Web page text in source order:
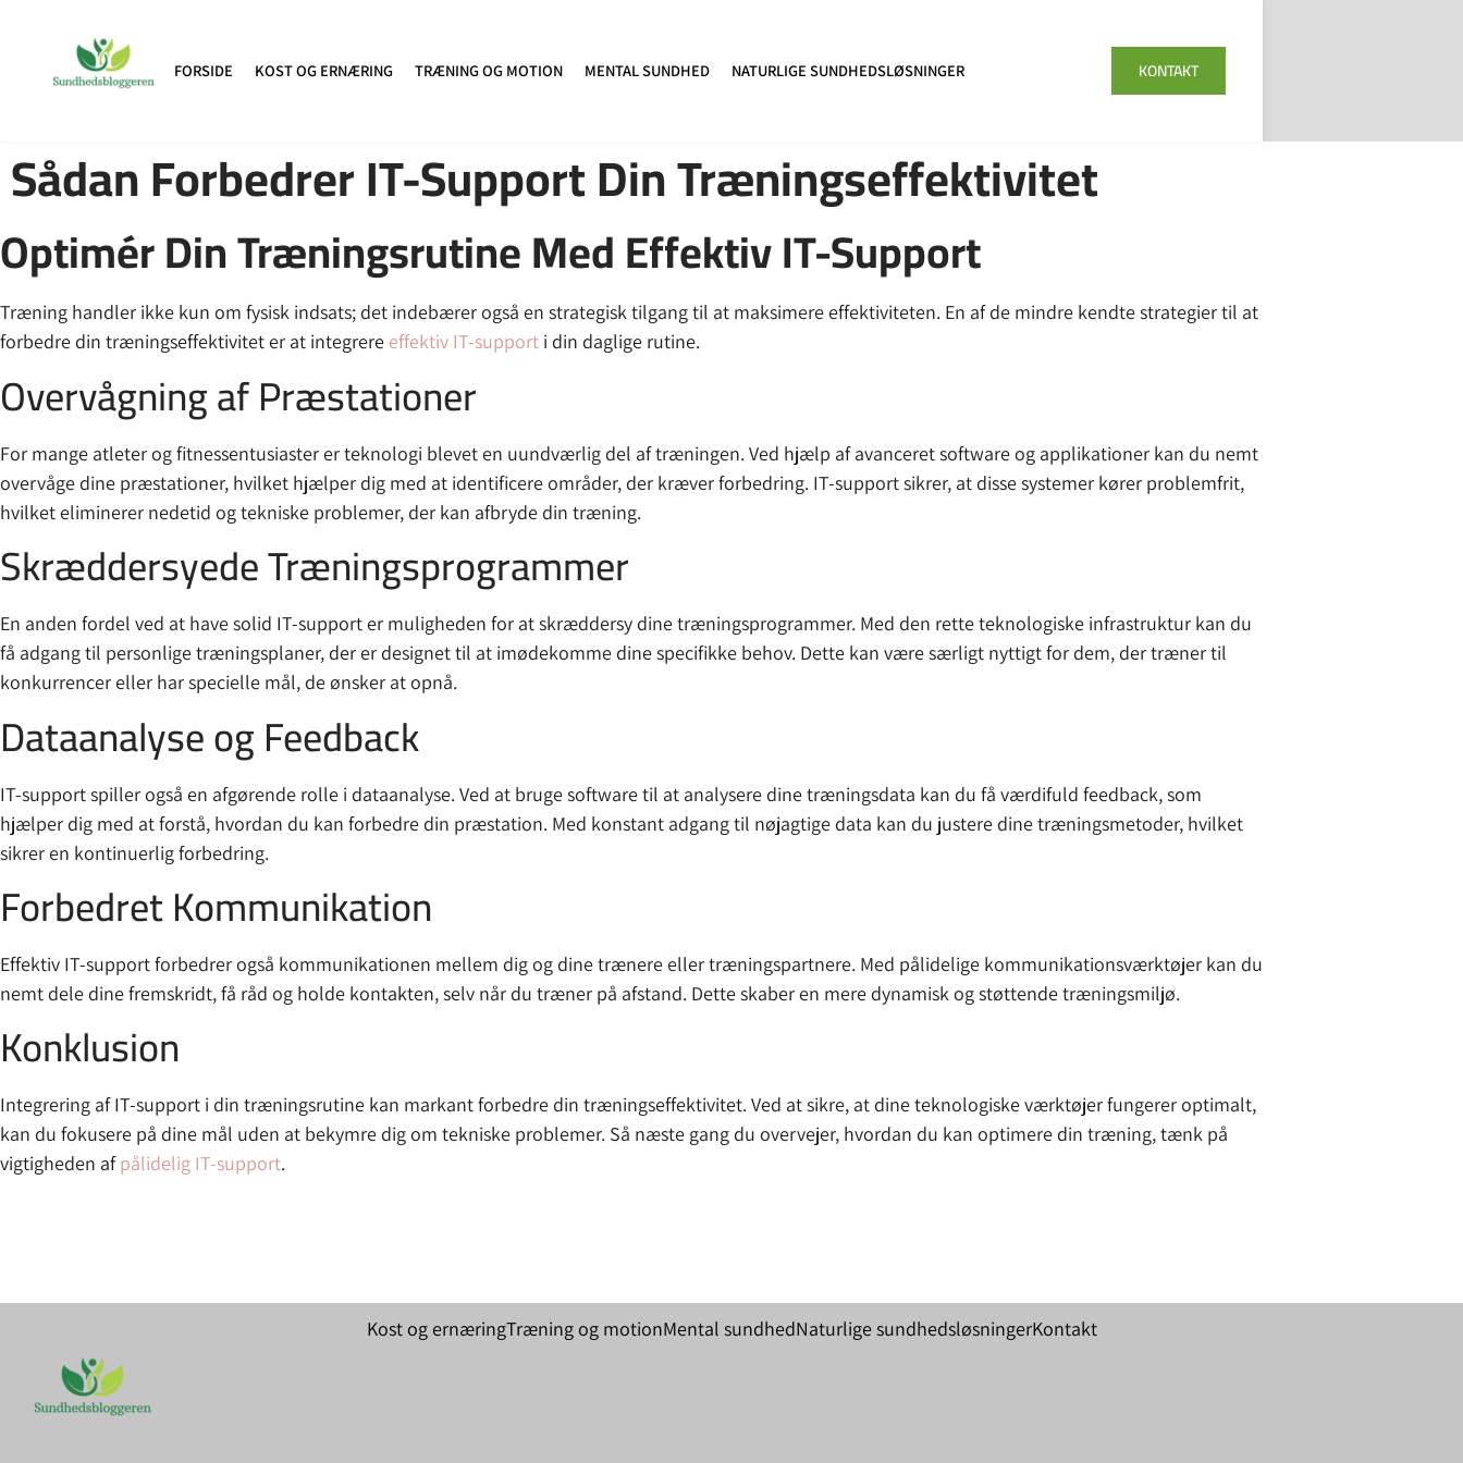
FORSIDE KOST OG ERNÆRING TRÆNING OG MOTION MENTAL SUNDHED NATURLIGE SUNDHEDSLØSNINGER KONTAKT
Sådan Forbedrer IT-Support Din Træningseffektivitet
Optimér Din Træningsrutine Med Effektiv IT-Support
Træning handler ikke kun om fysisk indsats; det indebærer også en strategisk tilgang til at maksimere effektiviteten. En af de mindre kendte strategier til at
forbedre din træningseffektivitet er at integrere effektiv IT-support i din daglige rutine.
Overvågning af Præstationer
For mange atleter og fitnessentusiaster er teknologi blevet en uundværlig del af træningen. Ved hjælp af avanceret software og applikationer kan du nemt
overvåge dine præstationer, hvilket hjælper dig med at identificere områder, der kræver forbedring. IT-support sikrer, at disse systemer kører problemfrit,
hvilket eliminerer nedetid og tekniske problemer, der kan afbryde din træning.
Skræddersyede Træningsprogrammer
En anden fordel ved at have solid IT-support er muligheden for at skræddersy dine træningsprogrammer. Med den rette teknologiske infrastruktur kan du
få adgang til personlige træningsplaner, der er designet til at imødekomme dine specifikke behov. Dette kan være særligt nyttigt for dem, der træner til
konkurrencer eller har specielle mål, de ønsker at opnå.
Dataanalyse og Feedback
IT-support spiller også en afgørende rolle i dataanalyse. Ved at bruge software til at analysere dine træningsdata kan du få værdifuld feedback, som
hjælper dig med at forstå, hvordan du kan forbedre din præstation. Med konstant adgang til nøjagtige data kan du justere dine træningsmetoder, hvilket
sikrer en kontinuerlig forbedring.
Forbedret Kommunikation
Effektiv IT-support forbedrer også kommunikationen mellem dig og dine trænere eller træningspartnere. Med pålidelige kommunikationsværktøjer kan du
nemt dele dine fremskridt, få råd og holde kontakten, selv når du træner på afstand. Dette skaber en mere dynamisk og støttende træningsmiljø.
Konklusion
Integrering af IT-support i din træningsrutine kan markant forbedre din træningseffektivitet. Ved at sikre, at dine teknologiske værktøjer fungerer optimalt,
kan du fokusere på dine mål uden at bekymre dig om tekniske problemer. Så næste gang du overvejer, hvordan du kan optimere din træning, tænk på
vigtigheden afpålidelig IT-support.
Kost og ernæringTræning og motionMental sundhedNaturlige sundhedsløsningerKontakt